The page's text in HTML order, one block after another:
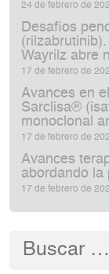
24 de febrero de
Desafíos
Wayrilz abre
17 de febrero de
Avances en
Sarclisa®
monoclonal
17 de febrero de
Avances
abordando la
17 de febrero de
Buscar: